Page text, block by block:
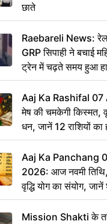
छाते
Raebareli News:
GRP सिपाही ने बचाई
ट्रेन में चढ़ते समय हुआ
CCTV में कैद
Aaj Ka Rashifal
मेष की चमकेगी किस्मत,
धन, जानें 12 राशियों का
Aaj Ka Panchang
2026: आज नवमी
वृद्धि योग का संयोग,
का सही समय
Mission Shakti के